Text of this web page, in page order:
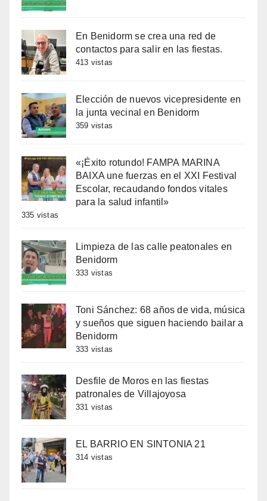
En Benidorm se crea una red de
contactos para salir en las fiestas.
413 vistas
Elección de nuevos vicepresidente en
la junta vecinal en Benidorm
359 vistas
«¡Éxito rotundo! FAMPA MARINA
BAIXA une fuerzas en el XXI Festival
Escolar, recaudando fondos vitales
para la salud infantil»
335 vistas
Limpieza de las calle peatonales en
Benidorm
333 vistas
Toni Sánchez: 68 años de vida, música
y sueños que siguen haciendo bailar a
Benidorm
333 vistas
Desfile de Moros en las fiestas
patronales de Villajoyosa
331 vistas
EL BARRIO EN SINTONIA 21
314 vistas